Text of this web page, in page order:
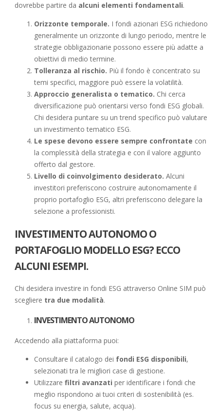
dovrebbe partire da alcuni elementi fondamentali.
Orizzonte temporale. I fondi azionari ESG richiedono
generalmente un orizzonte di lungo periodo, mentre le
strategie obbligazionarie possono essere più adatte a
obiettivi di medio termine.
Tolleranza al rischio. Più il fondo è concentrato su
temi specifici, maggiore può essere la volatilità.
Approccio generalista o tematico. Chi cerca
diversificazione può orientarsi verso fondi ESG globali.
Chi desidera puntare su un trend specifico può valutare
un investimento tematico ESG.
Le spese devono essere sempre confrontate con
la complessità della strategia e con il valore aggiunto
offerto dal gestore.
Livello di coinvolgimento desiderato. Alcuni
investitori preferiscono costruire autonomamente il
proprio portafoglio ESG, altri preferiscono delegare la
selezione a professionisti.
INVESTIMENTO AUTONOMO O
PORTAFOGLIO MODELLO ESG? ECCO
ALCUNI ESEMPI.
Chi desidera investire in fondi ESG attraverso Online SIM può
scegliere tra due modalità.
INVESTIMENTO AUTONOMO
Accedendo alla piattaforma puoi:
Consultare il catalogo dei fondi ESG disponibili,
selezionati tra le migliori case di gestione.
Utilizzare filtri avanzati per identificare i fondi che
meglio rispondono ai tuoi criteri di sostenibilità (es.
focus su energia, salute, acqua).